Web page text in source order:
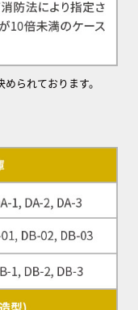
られております。